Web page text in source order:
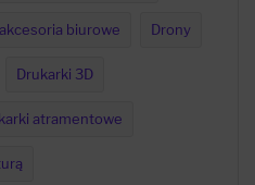
biurowe Drony
Drukarki 3D
atramentowe